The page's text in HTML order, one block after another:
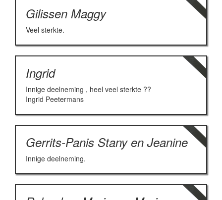
Gilissen Maggy
Veel sterkte.
Ingrid
Innige deelneming , heel veel sterkte ??
Ingrid Peetermans
Gerrits-Panis Stany en Jeanine
Innige deelneming.